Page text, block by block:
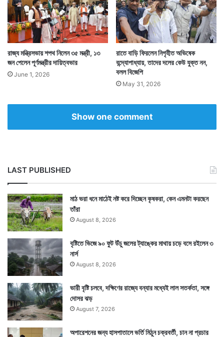
রাজ্য মন্ত্রিসভায় শপথ নিলেন ৩৫ মন্ত্রী, ১৩
জন পেলেন পূর্ণমন্ত্রীর দায়িত্বভার
June 1, 2026
রাতে বাড়ি ফিরলেন নিগৃহীত অভিষেক
বন্দ্যোপাধ্যায়, তাদের দলের কেউ যুক্ত নন,
বলল বিজেপি
May 31, 2026
Show one comment
LAST PUBLISHED
মাঠ ভরা ধনে মাঠেই নষ্ট করে দিচ্ছেন কৃষকরা, কেন এমনটা করছেন
তাঁরা
August 8, 2026
বৃষ্টিতে ভিজে ৯০ ফুট উঁচু জলের ট্যাঙ্কের মাথায় চড়ে বসে রইলেন ৩
নার্স
August 8, 2026
ভারী বৃষ্টি চলবে, দক্ষিণের রাজ্যে বন্যার মধ্যেই লাল সতর্কতা, সঙ্গে
দোসর ঝড়
August 7, 2026
অপারেশনের জন্য হাসপাতালে ভর্তি মিঠুন চক্রবর্তী, চান না প্রচার